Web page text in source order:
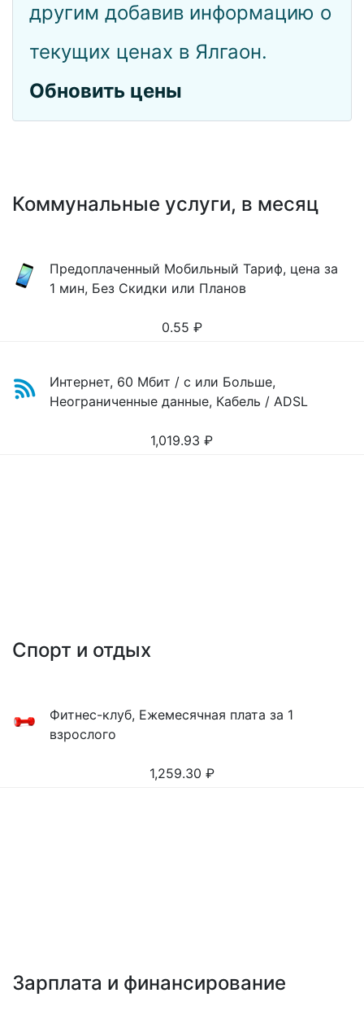
другим добавив информацию о
текущих ценах в Ялгаон.
Обновить цены
Коммунальные услуги, в месяц
Предоплаченный Мобильный Тариф, цена за
1 мин, Без Скидки или Планов
0.55 ₽
Интернет, 60 Мбит / с или Больше,
Неограниченные данные, Кабель / ADSL
1,019.93 ₽
Спорт и отдых
Фитнес-клуб, Ежемесячная плата за 1
взрослого
1,259.30 ₽
Зарплата и финансирование